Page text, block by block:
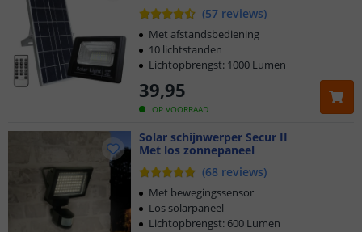
(57 reviews)
OP VOORRAAD
39,95
Met afstandsbediening
10 lichtstanden
Lichtopbrengst: 1000 Lumen
Solar schijnwerper Secur II
Met los zonnepaneel
(68 reviews)
Met bewegingssensor
Los solarpaneel
Lichtopbrengst: 600 Lumen